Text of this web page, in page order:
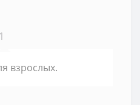
взрослых.